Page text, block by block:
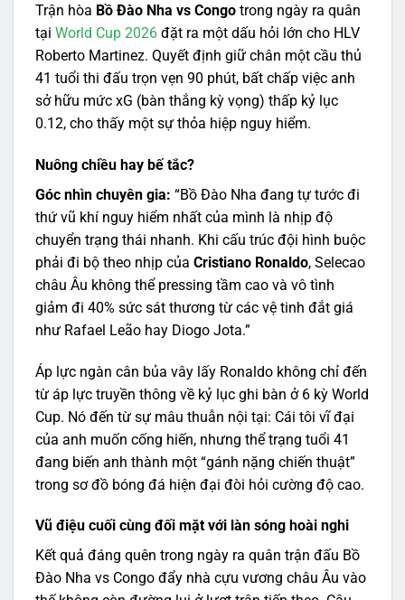
Trận hòa Bồ Đào Nha vs Congo trong ngày ra quân
tại World Cup 2026 đặt ra một dấu hỏi lớn cho HLV
Roberto Martinez. Quyết định giữ chân một cầu thủ
41 tuổi thi đấu trọn vẹn 90 phút, bất chấp việc anh
sở hữu mức xG (bàn thắng kỳ vọng) thấp kỷ lục
0.12, cho thấy một sự thỏa hiệp nguy hiểm.
Nuông chiều hay bế tắc?
Góc nhìn chuyên gia: “Bồ Đào Nha đang tự tước đi
thứ vũ khí nguy hiểm nhất của mình là nhịp độ
chuyển trạng thái nhanh. Khi cấu trúc đội hình buộc
phải đi bộ theo nhịp của Cristiano Ronaldo, Selecao
châu Âu không thể pressing tầm cao và vô tình
giảm đi 40% sức sát thương từ các vệ tinh đắt giá
như Rafael Leão hay Diogo Jota.”
Áp lực ngàn cân bủa vây lấy Ronaldo không chỉ đến
từ áp lực truyền thông về kỷ lục ghi bàn ở 6 kỳ World
Cup. Nó đến từ sự mâu thuẫn nội tại: Cái tôi vĩ đại
của anh muốn cống hiến, nhưng thể trạng tuổi 41
đang biến anh thành một “gánh nặng chiến thuật”
trong sơ đồ bóng đá hiện đại đòi hỏi cường độ cao.
Vũ điệu cuối cùng đối mặt với làn sóng hoài nghi
Kết quả đáng quên trong ngày ra quân trận đấu Bồ
Đào Nha vs Congo đẩy nhà cựu vương châu Âu vào